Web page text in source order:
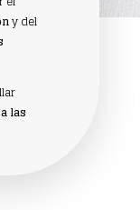
y del
las